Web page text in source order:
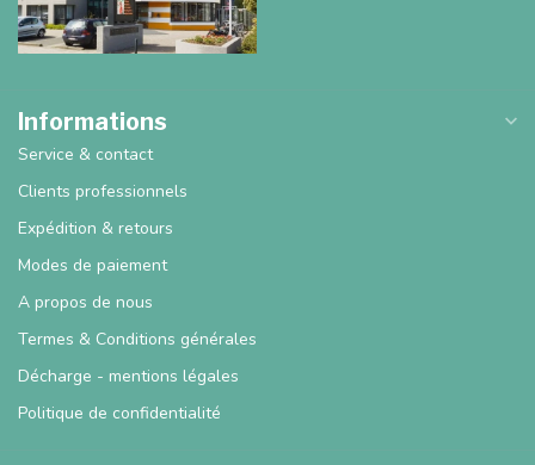
Informations
Service & contact
Clients professionnels
Expédition & retours
Modes de paiement
A propos de nous
Termes & Conditions générales
Décharge - mentions légales
Politique de confidentialité